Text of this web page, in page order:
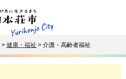
> 健康・福祉 > 介護・高齢者福祉